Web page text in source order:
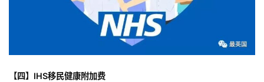
【四】IHS移民健康附加费